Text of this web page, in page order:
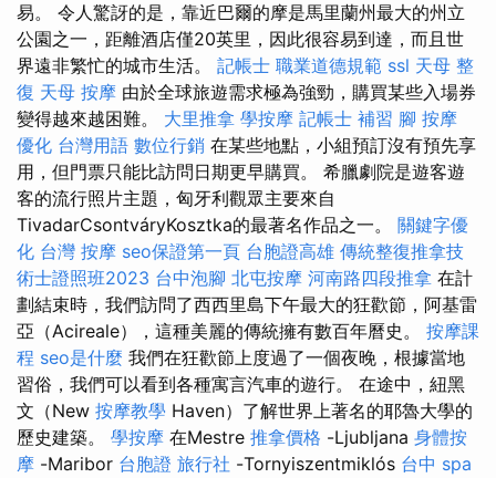
易。 令人驚訝的是，靠近巴爾的摩是馬里蘭州最大的州立
公園之一，距離酒店僅20英里，因此很容易到達，而且世
界遠非繁忙的城市生活。 記帳士 職業道德規範 ssl 天母 整
復 天母 按摩 由於全球旅遊需求極為強勁，購買某些入場券
變得越來越困難。 大里推拿 學按摩 記帳士 補習 腳 按摩
優化 台灣用語 數位行銷 在某些地點，小組預訂沒有預先享
用，但門票只能比訪問日期更早購買。 希臘劇院是遊客遊
客的流行照片主題，匈牙利觀眾主要來自
TivadarCsontváryKosztka的最著名作品之一。 關鍵字優
化 台灣 按摩 seo保證第一頁 台胞證高雄 傳統整復推拿技
術士證照班2023 台中泡腳 北屯按摩 河南路四段推拿 在計
劃結束時，我們訪問了西西里島下午最大的狂歡節，阿基雷
亞（Acireale），這種美麗的傳統擁有數百年曆史。 按摩課
程 seo是什麼 我們在狂歡節上度過了一個夜晚，根據當地
習俗，我們可以看到各種寓言汽車的遊行。 在途中，紐黑
文（New 按摩教學 Haven）了解世界上著名的耶魯大學的
歷史建築。 學按摩 在Mestre 推拿價格 -Ljubljana 身體按
摩 -Maribor 台胞證 旅行社 -Tornyiszentmiklós 台中 spa